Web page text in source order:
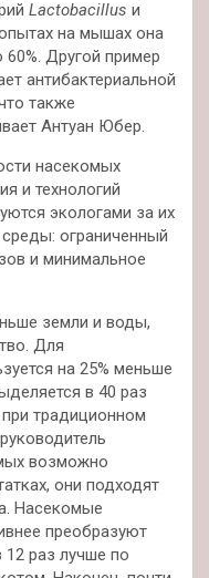
Lactobacillus и
на мышах она
Другой пример
антибактериальной
также
Антуан Юбер.
насекомых
и технологий
экологами за их
ограниченный
и минимальное
земли и воды,
Для
на 25% меньше
в 40 раз
традиционном
возможно
они подходят
Насекомые
преобразуют
раз лучше по